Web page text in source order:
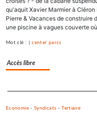
qu'aquit Xavier Marmier à
Pierre & Vacances de
une piscine à vagues couverte
Mot clé : |center parcs
Accès libre
Economie- Syndicats -Tertiaire